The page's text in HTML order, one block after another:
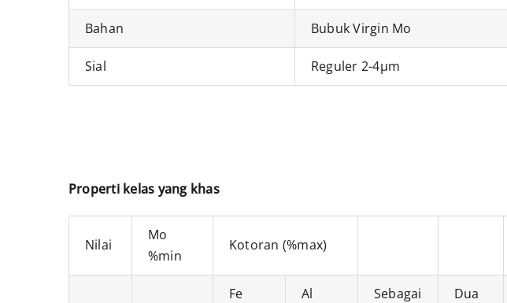
Bahan Bubuk Virgin Mo
Sial Reguler 2-4μm
Properti kelas yang khas
Nilai
Mo
%min
Kotoran (%max)
Fe Al Sebagai Dua